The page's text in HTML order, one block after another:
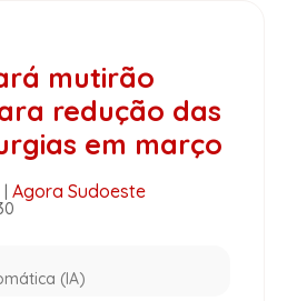
mutirão
redução das
em março
Agora Sudoeste
(IA)